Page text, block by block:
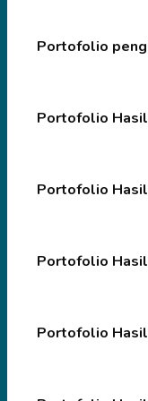
Portofolio
Portofolio
Portofolio
Portofolio
Portofolio